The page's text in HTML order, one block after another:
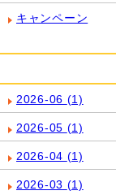
キャンペーン
2026-06 (1)
2026-05 (1)
2026-04 (1)
2026-03 (1)